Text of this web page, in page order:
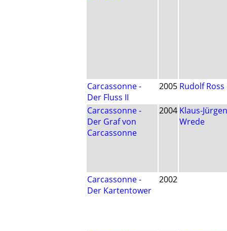
Carcassonne -
Der Fluss II
2005 Rudolf Ross
Carcassonne -
Der Graf von
Carcassonne
2004 Klaus-Jürgen
Wrede
Carcassonne -
Der Kartentower
2002